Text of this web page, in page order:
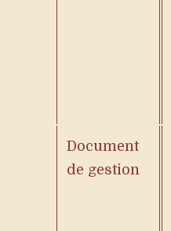
Document
de gestion